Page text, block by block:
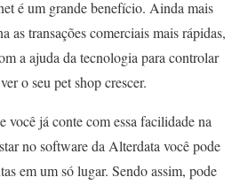
é um grande benefício. Ainda mais
as transações comerciais mais rápidas,
a ajuda da tecnologia para controlar
o seu pet shop crescer.
você já conte com essa facilidade na
no software da Alterdata você pode
em um só lugar. Sendo assim, pode